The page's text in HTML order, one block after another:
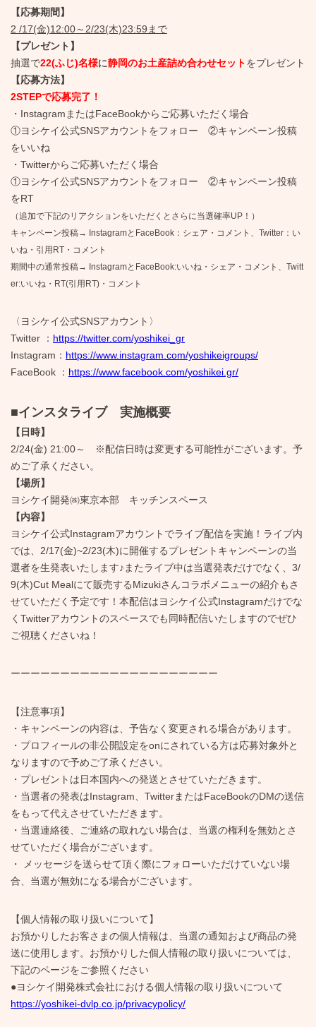
【応募期間】
2 /17(金)12:00～2/23(木)23:59まで
【プレゼント】
抽選で22(ふじ)名様に静岡のお土産詰め合わせセットをプレゼント
【応募方法】
2STEPで応募完了！
・InstagramまたはFaceBookからご応募いただく場合
①ヨシケイ公式SNSアカウントをフォロー ②キャンペーン投稿
をいいね
・Twitterからご応募いただく場合
①ヨシケイ公式SNSアカウントをフォロー ②キャンペーン投稿
をRT
（追加で下記のリアクションをいただくとさらに当選確率UP！）
キャンペーン投稿→ InstagramとFaceBook：シェア・コメント、Twitter：い
いね・引用RT・コメント
期間中の通常投稿→ InstagramとFaceBook:いいね・シェア・コメント、Twitt
er:いいね・RT(引用RT)・コメント
〈ヨシケイ公式SNSアカウント〉
Twitter ： https://twitter.com/yoshikei_gr
Instagram： https://www.instagram.com/yoshikeigroups/
FaceBook ： https://www.facebook.com/yoshikei.gr/
■インスタライブ 実施概要
【日時】
2/24(金) 21:00～ ※配信日時は変更する可能性がございます。予
めご了承ください。
【場所】
ヨシケイ開発㈱東京本部 キッチンスペース
【内容】
ヨシケイ公式Instagramアカウントでライブ配信を実施！ライブ内
では、2/17(金)~2/23(木)に開催するプレゼントキャンペーンの当
選者を生発表いたします♪またライブ中は当選発表だけでなく、3/
9(木)Cut Mealにて販売するMizukiさんコラボメニューの紹介もさ
せていただく予定です！本配信はヨシケイ公式Instagramだけでな
くTwitterアカウントのスペースでも同時配信いたしますのでぜひ
ご視聴くださいね！
ーーーーーーーーーーーーーーーーーーーーー
【注意事項】
・キャンペーンの内容は、予告なく変更される場合があります。
・プロフィールの非公開設定をonにされている方は応募対象外と
なりますので予めご了承ください。
・プレゼントは日本国内への発送とさせていただきます。
・当選者の発表はInstagram、TwitterまたはFaceBookのDMの送信
をもって代えさせていただきます。
・当選連絡後、ご連絡の取れない場合は、当選の権利を無効とさ
せていただく場合がございます。
・ メッセージを送らせて頂く際にフォローいただけていない場
合、当選が無効になる場合がございます。
【個人情報の取り扱いについて】
お預かりしたお客さまの個人情報は、当選の通知および商品の発
送に使用します。お預かりした個人情報の取り扱いについては、
下記のページをご参照ください
●ヨシケイ開発株式会社における個人情報の取り扱いについて
https://yoshikei-dvlp.co.jp/privacypolicy/